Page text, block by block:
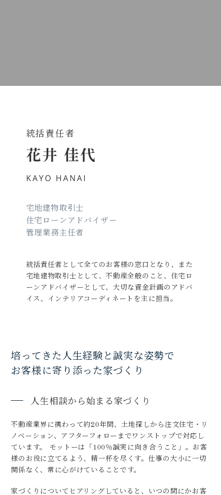
統括責任者
花井 佳代
KAYO HANAI
宅地建物取引士
住宅ローンアドバイザー
管理業務主任者
統括責任者として全てのお客様の窓口となり、また
宅地建物取引士として、不動産全般のこと、住宅ロ
ーンアドバイザーとして、大切な資金計画のアドバ
イス、インテリアコーディネートを主に担当。
培ってきた人生経験と誠実な姿勢で
お客様に寄り添った家づくり
人生相談から始まる家づくり
不動産業界に携わって約20年間、土地探しから注文住宅・リ
ノベーション、アフターフォローまでワンストップで対応し
ています。 モットーは「100％誠実に向き合うこと」。お客
様のお役に立てるよう、精一杯を尽くす。仕事の大小に一切
関係なく、常に心がけていることです。
家づくりについてヒアリングしていると、いつの間にかお客